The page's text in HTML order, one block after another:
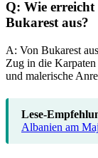
Q: Wie
Bukarest aus?
A: Von Bukarest
Zug in die
und malerische
Lese-
Albanien am